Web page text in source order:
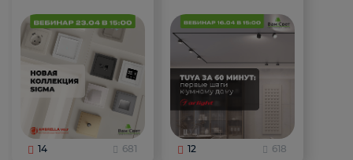
14 681 12 618